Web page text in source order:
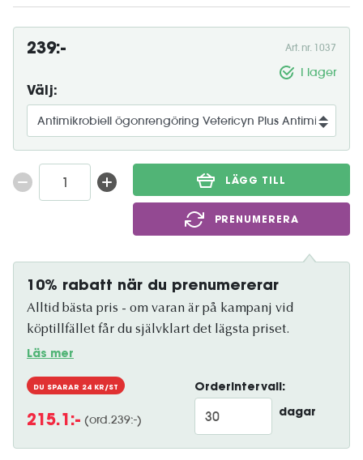
239:- Art. nr. 1037
I lager
Välj:
LÄGG TILL
PRENUMERERA
10% rabatt när du prenumererar
Alltid bästa pris - om varan är på kampanj vid
köptillfället får du självklart det lägsta priset.
Läs mer
DU SPARAR 24 KR/ST
215.1 :- (ord.239:-)
Orderintervall:
dagar